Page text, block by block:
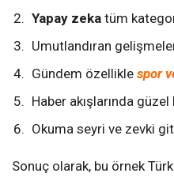
Yapay zeka tüm
Umutlandıran
Gündem özellikle spor
Haber akışlarında güzel
Okuma seyri ve zevki
Sonuç olarak, bu örnek